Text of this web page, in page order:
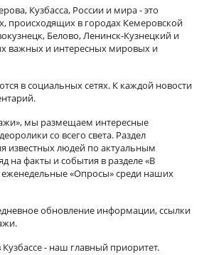
Кузбасса, России и мира - это
происходящих в городах Кемеровской
Белово, Ленинск-Кузнецкий и
важных и интересных мировых и
в социальных сетях. К каждой новости
мы размещаем интересные
со всего света. Раздел
известных людей по актуальным
на факты и события в разделе «В
«Опросы» среди наших
обновление информации, ссылки
- наш главный приоритет.